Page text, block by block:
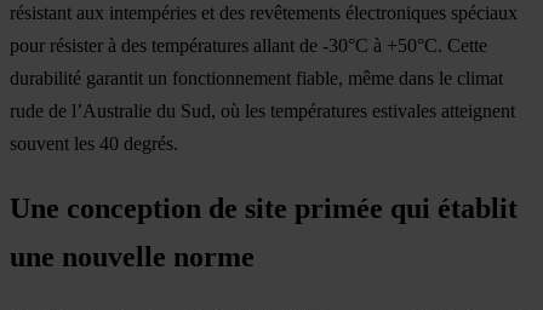
résistant aux intempéries et des revêtements électroniques spéciaux
pour résister à des températures allant de -30°C à +50°C. Cette
durabilité garantit un fonctionnement fiable, même dans le climat
rude de l’Australie du Sud, où les températures estivales atteignent
souvent les 40 degrés.
Une conception de site primée qui établit
une nouvelle norme